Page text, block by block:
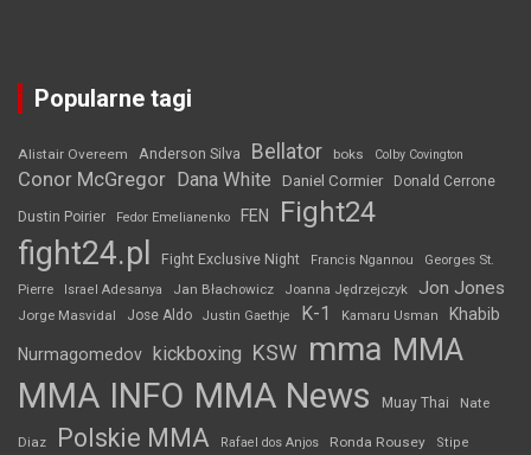
Popularne tagi
Alistair Overeem Anderson Silva Bellator boks Colby Covington
Conor McGregor Dana White Daniel Cormier Donald Cerrone
Dustin Poirier Fedor Emelianenko FEN Fight24
fight24.pl Fight Exclusive Night Francis Ngannou
Georges St.
Pierre
Israel Adesanya Jan Błachowicz Joanna Jędrzejczyk Jon Jones
Jorge Masvidal Jose Aldo Justin Gaethje K-1 Kamaru Usman Khabib
Nurmagomedov kickboxing KSW mma MMA
MMA INFO MMA News Muay Thai Nate
Diaz Polskie MMA Rafael dos Anjos Ronda Rousey Stipe